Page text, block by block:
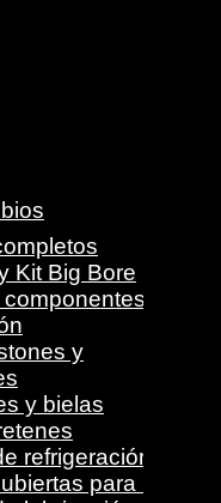
Kit Big Bore
y
y bielas
refrigeración
para motor